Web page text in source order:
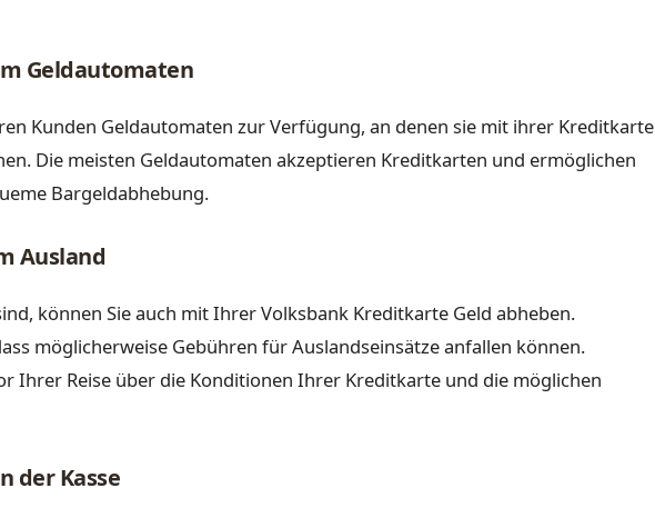
Geldautomaten
Kunden Geldautomaten zur Verfügung, an denen sie mit ihrer Kreditkarte
Die meisten Geldautomaten akzeptieren Kreditkarten und ermöglichen
Bargeldabhebung.
Ausland
können Sie auch mit Ihrer Volksbank Kreditkarte Geld abheben.
möglicherweise Gebühren für Auslandseinsätze anfallen können.
Ihrer Reise über die Konditionen Ihrer Kreditkarte und die möglichen
der Kasse